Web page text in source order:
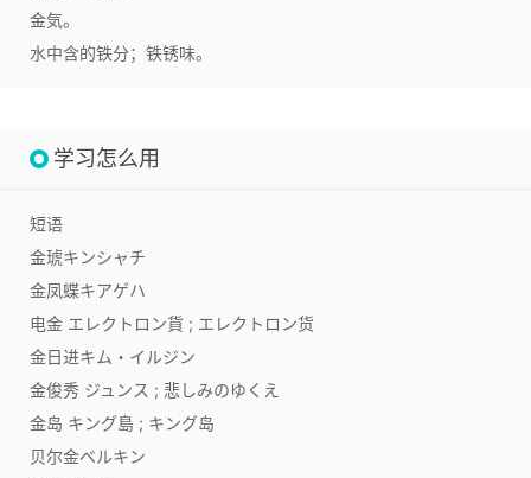
金気。
水中含的铁分；铁锈味。
学习怎么用
短语
金琥キンシャチ
金凤蝶キアゲハ
电金 エレクトロン貨 ; エレクトロン货
金日进キム・イルジン
金俊秀 ジュンス ; 悲しみのゆくえ
金岛 キング島 ; キング岛
贝尔金ベルキン